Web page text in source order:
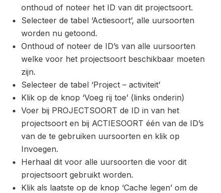
onthoud of noteer het ID van dit projectsoort.
Selecteer de tabel ‘Actiesoort’, alle uursoorten
worden nu getoond.
Onthoud of noteer de ID’s van alle uursoorten
welke voor het projectsoort beschikbaar moeten
zijn.
Selecteer de tabel ‘Project – activiteit’
Klik op de knop ‘Voeg rij toe’ (links onderin)
Voer bij PROJECTSOORT de ID in van het
projectsoort en bij ACTIESOORT één van de ID’s
van de te gebruiken uursoorten en klik op
Invoegen.
Herhaal dit voor alle uursoorten die voor dit
projectsoort gebruikt worden.
Klik als laatste op de knop ‘Cache legen’ om de